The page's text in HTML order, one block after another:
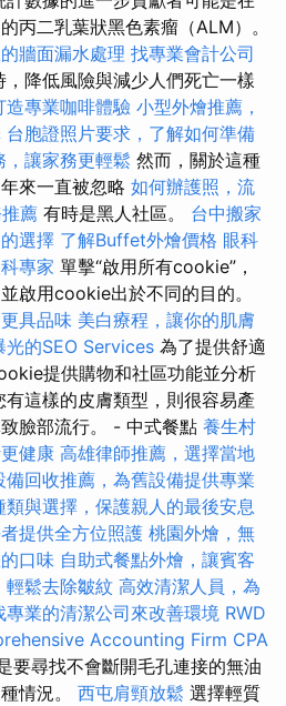
丙二乳葉狀黑色素瘤（ALM）。
牆面漏水處理 找專業會計公司
降低風險與減少人們死亡一樣
造專業咖啡體驗 小型外燴推薦，
台胞證照片要求，了解如何準備
，讓家務更輕鬆 然而，關於這種
來一直被忽略 如何辦護照，流
薦 有時是黑人社區。 台中搬家
選擇 了解Buffet外燴價格 眼科
專家 單擊“啟用所有cookie”，
啟用cookie出於不同的目的。
具品味 美白療程，讓你的肌膚
光的SEO Services 為了提供舒適
提供購物和社區功能並分析
這樣的皮膚類型，則很容易產
臉部流行。 - 中式餐點 養生村
健康 高雄律師推薦，選擇當地
備回收推薦，為舊設備提供專業
類與選擇，保護親人的最後安息
提供全方位照護 桃園外燴，無
口味 自助式餐點外燴，讓賓客
輕鬆去除皺紋 高效清潔人員，為
專業的清潔公司來改善環境 RWD
Accounting Firm CPA
要尋找不會斷開毛孔連接的無油
情況。 西屯肩頸放鬆 選擇輕質